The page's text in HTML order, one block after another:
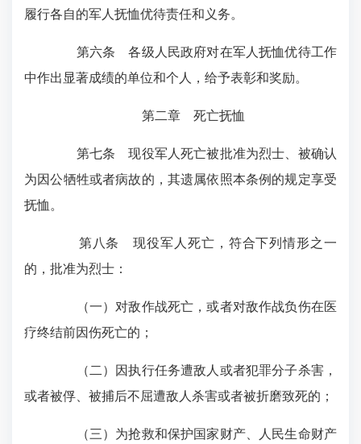
履行各自的军人抚恤优待责任和义务。
第六条 各级人民政府对在军人抚恤优待工作
中作出显著成绩的单位和个人，给予表彰和奖励。
第二章 死亡抚恤
第七条 现役军人死亡被批准为烈士、被确认
为因公牺牲或者病故的，其遗属依照本条例的规定享受
抚恤。
第八条 现役军人死亡，符合下列情形之一
的，批准为烈士：
（一）对敌作战死亡，或者对敌作战负伤在医
疗终结前因伤死亡的；
（二）因执行任务遭敌人或者犯罪分子杀害，
或者被俘、被捕后不屈遭敌人杀害或者被折磨致死的；
（三）为抢救和保护国家财产、人民生命财产